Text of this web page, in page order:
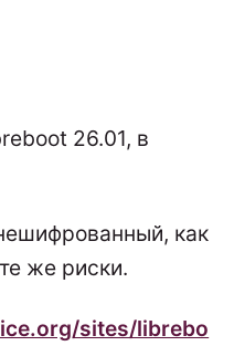
26.01, в
как
же риски.
sites/librebo